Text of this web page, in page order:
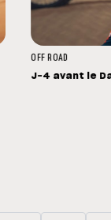
OFF ROAD
J-4 avant le